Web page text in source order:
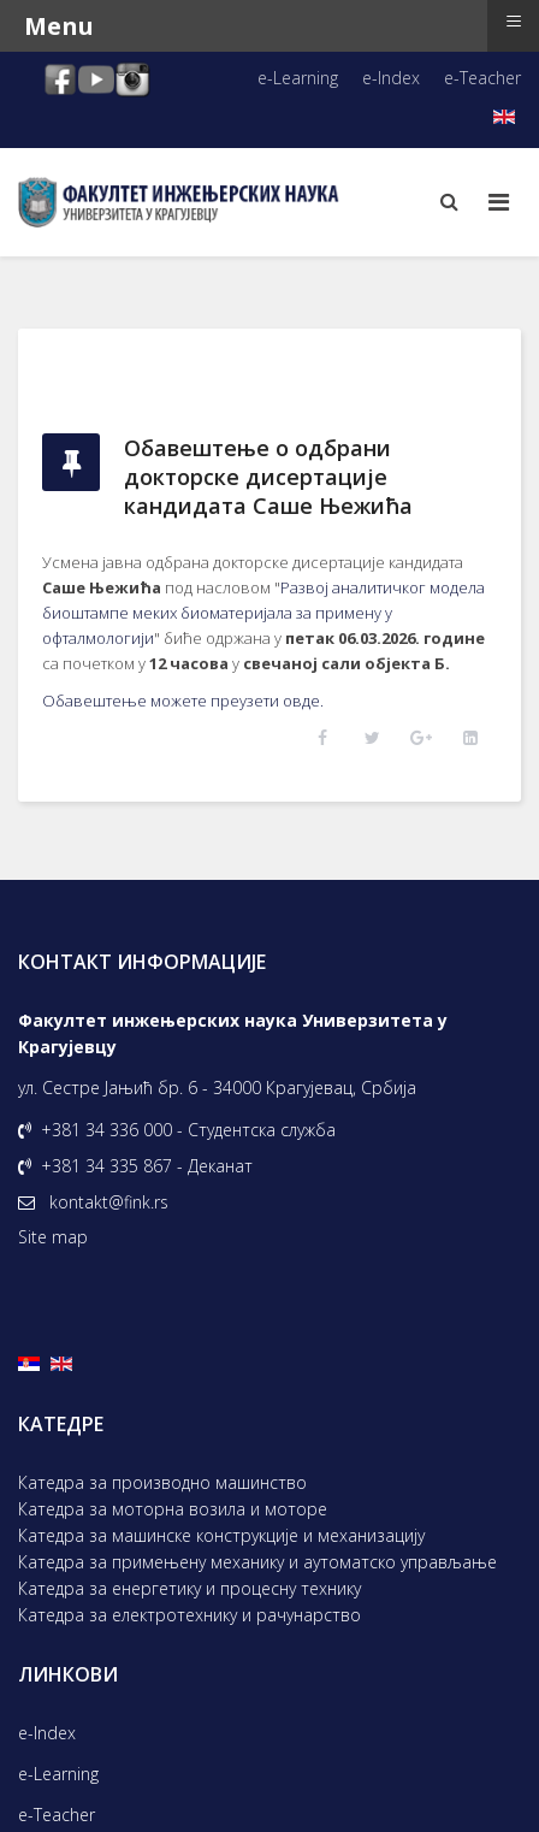
e-Learning e-Index e-Teacher
Обавештење о одбрани
докторскe дисертацијe
кандидата Саше Њежића
Усмена јавна одбрана докторске дисертације кандидата
Саше Њежића под насловом "Развој аналитичког модела
биоштампе меких биоматеријала за примену у
офталмологији" биће одржана у петак 06.03.2026. године
са почетком у12 часова у свечаној сали објекта Б.
Обавештење можете преузети овде.
КОНТАКТ ИНФОРМАЦИЈЕ
Факултет инжењерских наука Универзитета у
Крагујевцу
ул. Сестре Јањић бр. 6 - 34000 Крагујевац, Србија
+381 34 336 000 - Студентска служба
+381 34 335 867 - Деканат
kontakt@fink.rs
Site map
КАТЕДРЕ
Катедра за производно машинство
Катедра за моторна возила и моторе
Катедра за машинске конструкције и механизацију
Катедра за примењену механику и аутоматско управљање
Катедра за енергетику и процесну технику
Катедра за електротехнику и рачунарство
ЛИНКОВИ
e-Index
e-Learning
e-Teacher
Menu ≡